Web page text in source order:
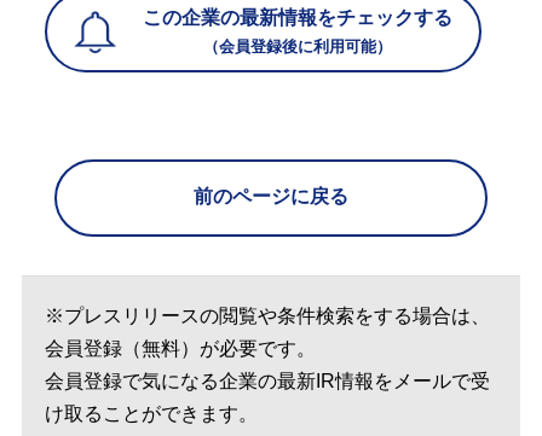
この企業の最新情報をチェックする
（会員登録後に利用可能）
前のページに戻る
※プレスリリースの閲覧や条件検索をする場合は、
会員登録（無料）が必要です。
会員登録で気になる企業の最新IR情報をメールで受
け取ることができます。